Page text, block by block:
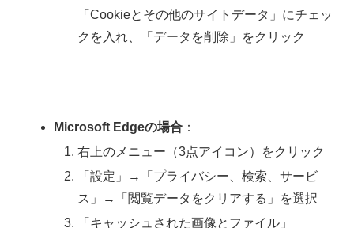
「Cookieとその他のサイトデータ」にチェッ
クを入れ、「データを削除」をクリック
Microsoft Edgeの場合 ：
右上のメニュー（3点アイコン）をクリック
「設定」→「プライバシー、検索、サービ
ス」→「閲覧データをクリアする」を選択
「キャッシュされた画像とファイル」